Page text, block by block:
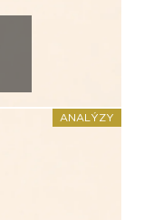
ANALÝZY